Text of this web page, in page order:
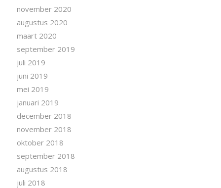
november 2020
augustus 2020
maart 2020
september 2019
juli 2019
juni 2019
mei 2019
januari 2019
december 2018
november 2018
oktober 2018
september 2018
augustus 2018
juli 2018